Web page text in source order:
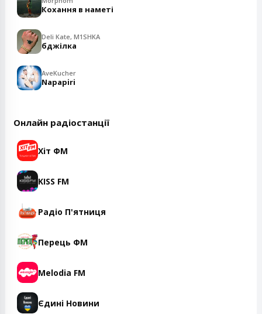
Кохання в наметі
Deli Kate, M1SHKA
бджілка
AveKucher
Napapiri
Онлайн радіостанції
Хіт ФМ
KISS FM
Радіо П'ятниця
Перець ФМ
Melodia FM
Єдині Новини